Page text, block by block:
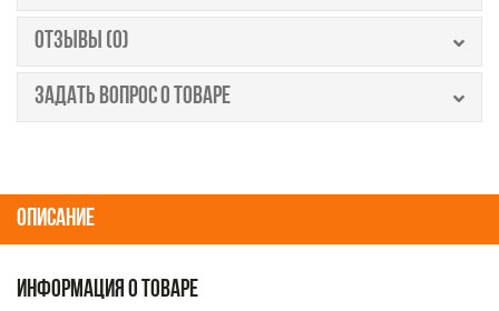
ОТЗЫВЫ (0)
ЗАДАТЬ ВОПРОС О ТОВАРЕ
ОПИСАНИЕ
ИНФОРМАЦИЯ О ТОВАРЕ